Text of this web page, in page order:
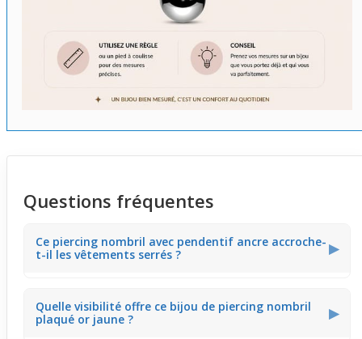
Questions fréquentes
Ce piercing nombril avec pendentif ancre accroche-
t-il les vêtements serrés ?
▶
s'accrocher aux tissus très serrés comme un jean
moulant. Il reste cependant discret et ne gêne pas la
Quelle visibilité offre ce bijou de piercing nombril
plaqué or jaune ?
▶